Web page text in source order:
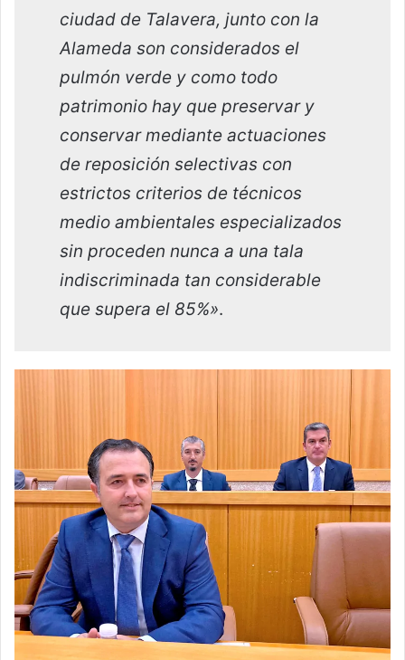
ciudad de Talavera, junto con la
Alameda son considerados el
pulmón verde y como todo
patrimonio hay que preservar y
conservar mediante actuaciones
de reposición selectivas con
estrictos criterios de técnicos
medio ambientales especializados
sin proceden nunca a una tala
indiscriminada tan considerable
que supera el 85%».